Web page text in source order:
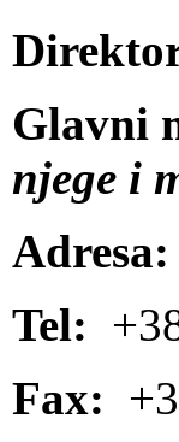
Glavni
njege i
Adresa:
Tel:
Fax: